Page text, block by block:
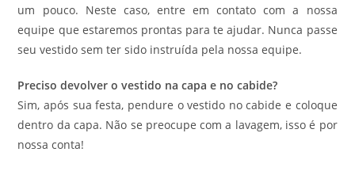
um pouco. Neste caso, entre em contato com a nossa
equipe que estaremos prontas para te ajudar. Nunca passe
seu vestido sem ter sido instruída pela nossa equipe.
Preciso devolver o vestido na capa e no cabide?
Sim, após sua festa, pendure o vestido no cabide e coloque
dentro da capa. Não se preocupe com a lavagem, isso é por
nossa conta!